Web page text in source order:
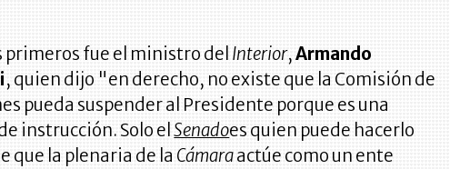
primeros fue el ministro del Interior,Armando
, quien dijo "en derecho, no existe que la Comisión de
pueda suspender al Presidente porque es una
instrucción. Solo elSenadoes quien puede hacerlo
que la plenaria de la Cámaraactúe como un ente